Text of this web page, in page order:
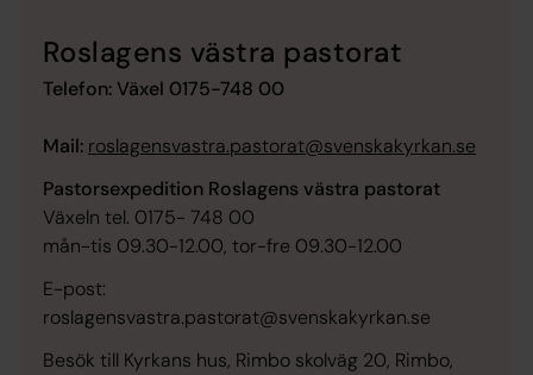
Roslagens västra pastorat
Telefon: Växel 0175-748 00
Mail: roslagensvastra.pastorat@svenskakyrkan.se
Pastorsexpedition Roslagens västra pastorat
Växeln tel. 0175- 748 00
mån-tis 09.30-12.00, tor-fre 09.30-12.00
E-post:
roslagensvastra.pastorat@svenskakyrkan.se
Besök till Kyrkans hus, Rimbo skolväg 20, Rimbo,